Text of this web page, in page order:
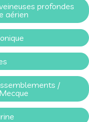
profondes
aérien
/